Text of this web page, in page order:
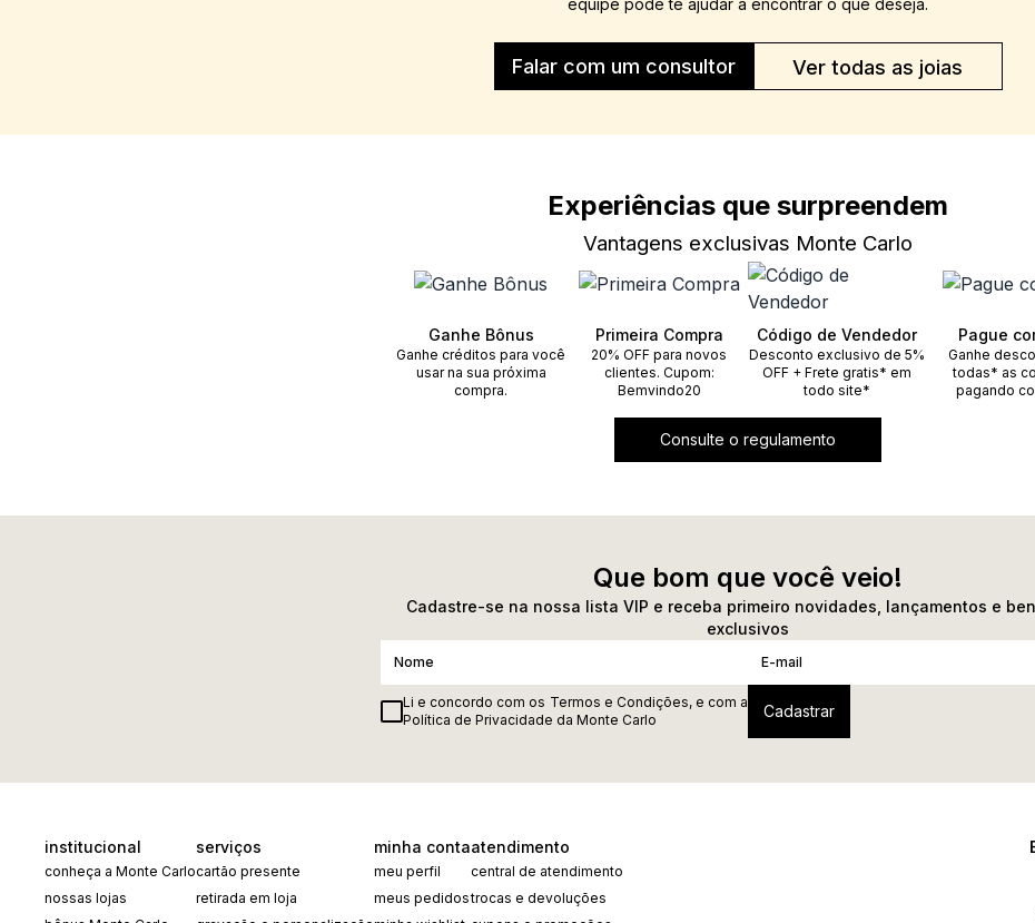
equipe pode te ajudar a encontrar o que deseja.
Falar com um consultor Ver todas as joias
Experiências que surpreendem
Vantagens exclusivas Monte Carlo
Ganhe Bônus
Ganhe créditos para você
usar na sua próxima
compra.
Primeira Compra
20% OFF para novos
clientes. Cupom:
Bemvindo20
Código de Vendedor
Desconto exclusivo de 5%
OFF + Frete gratis* em
todo site*
Pague
Ganhe
todas* as
pagando
Consulte o regulamento
Que bom que você veio!
Cadastre-se na nossa lista VIP e receba primeiro novidades, lançamentos e
exclusivos
Li e concordo com os Termos e Condições, e com a
Política de Privacidade da Monte Carlo
institucional
conheça a Monte Carlo
nossas lojas
serviços
cartão presente
retirada em loja
minha conta
meu perfil
meus pedidos
atendimento
central de atendimento
trocas e devoluções